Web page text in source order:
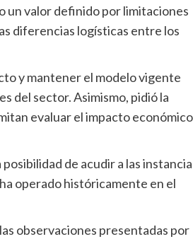
un valor definido por limitaciones
diferencias logísticas entre los
y mantener el modelo vigente
del sector. Asimismo, pidió la
evaluar el impacto económico
de acudir a las
operado históricamente en el
observaciones presentadas por